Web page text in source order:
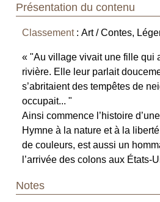
Présentation du contenu
Classement: Art / Contes,
« "Au village vivait une fille qui
rivière. Elle leur parlait
s’abritaient des tempêtes de
occupait... "
Ainsi commence l’histoire
Hymne à la nature et à la
de couleurs, est aussi un
l’arrivée des colons aux États-
Notes